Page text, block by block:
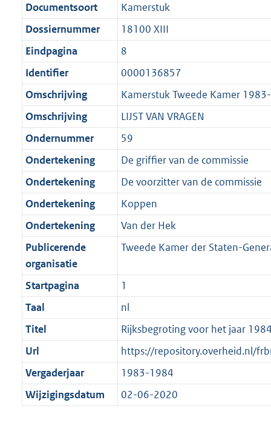
t
e
i
n
o
r
m
a
a
t
Documentsoort
Kamerstuk
Dossiernummer
18100 XIII
Eindpagina
8
Identifier
0000136857
Omschrijving
Kamerstuk Tweede Kamer
Omschrijving
LIJST VAN VRAGEN
Ondernummer
59
Ondertekening
De griffier van de commissie
Ondertekening
De voorzitter van de commissie
Ondertekening
Koppen
Ondertekening
Van der Hek
Publicerende
organisatie
Tweede Kamer der Staten-
Startpagina
1
Taal
nl
Titel
Rijksbegroting voor het jaar
Url
https://repository.overheid.nl/
Vergaderjaar
1983-1984
Wijzigingsdatum
02-06-2020